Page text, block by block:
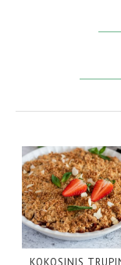
KOKOSINIS